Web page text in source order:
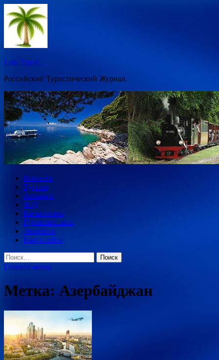
Перейти
к
содержимому
Leto Travel.
Российский Туристический Журнал.
Новости
Туризм
Авиация
Ж/Д
Катаклизмы
Происшествия
Экология
Карта сайта
Найти:
Главное меню
Метка: Азербайджан